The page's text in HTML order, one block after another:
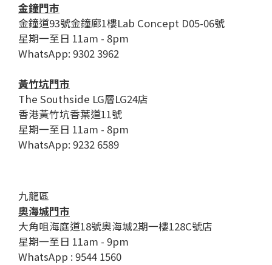
金鐘門市
金鐘道93號金鐘廊1樓Lab Concept D05-06號
星期一至日 11am - 8pm
WhatsApp: 9302 3962
黃竹坑門市
The Southside LG層LG24店
香港黃竹坑香葉道11號
星期一至日 11am - 8pm
WhatsApp: 9232 6589
九龍區
奧海城門市
大角咀海庭道18號奧海城2期一樓128C號店
星期一至日 11am - 9pm
WhatsApp : 9544 1560